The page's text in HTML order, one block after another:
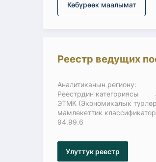
Көбүрөөк маалымат
Реестр ведущих
Аналитиканын региону:
Реестрдин категориясы
ЭТМК (Экономикалык
мамлекеттик
94.99.6
Улуттук реестр